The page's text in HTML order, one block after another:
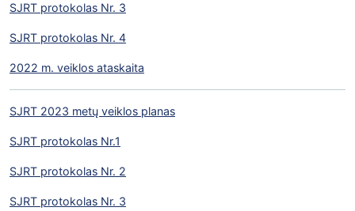
SJRT protokolas Nr. 3
SJRT protokolas Nr. 4
2022 m. veiklos ataskaita
SJRT 2023 metų veiklos planas
SJRT protokolas Nr.1
SJRT protokolas Nr. 2
SJRT protokolas Nr. 3